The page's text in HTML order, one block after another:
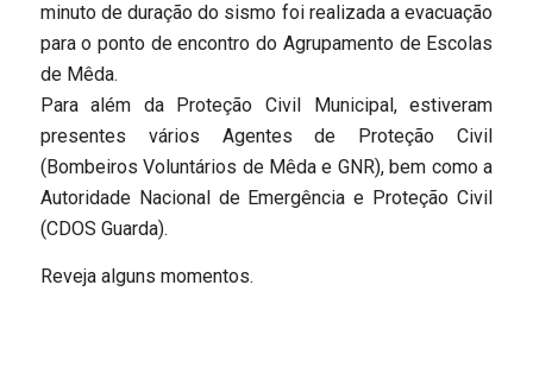
minuto de duração do sismo foi realizada a evacuação
para o ponto de encontro do Agrupamento de Escolas
de Mêda.
Para além da Proteção Civil Municipal, estiveram
presentes vários Agentes de Proteção Civil
(Bombeiros Voluntários de Mêda e GNR), bem como a
Autoridade Nacional de Emergência e Proteção Civil
(CDOS Guarda).
Reveja alguns momentos.